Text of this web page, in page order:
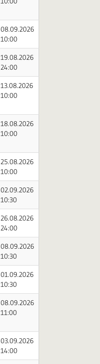
08.09.2026
10:00
19.08.2026
24:00
13.08.2026
10:00
18.08.2026
10:00
25.08.2026
10:00
02.09.2026
10:30
26.08.2026
24:00
08.09.2026
10:30
01.09.2026
10:30
08.09.2026
11:00
03.09.2026
14:00